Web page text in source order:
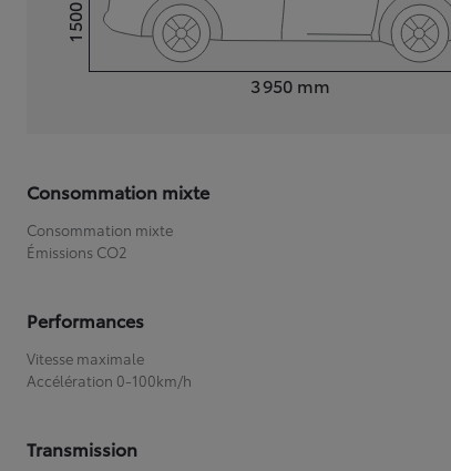
3 950 mm
Hauteur1 500
Consommation mixte
Consommation mixte
Émissions CO2
Performances
Vitesse maximale
Accélération 0-100km/h
Transmission